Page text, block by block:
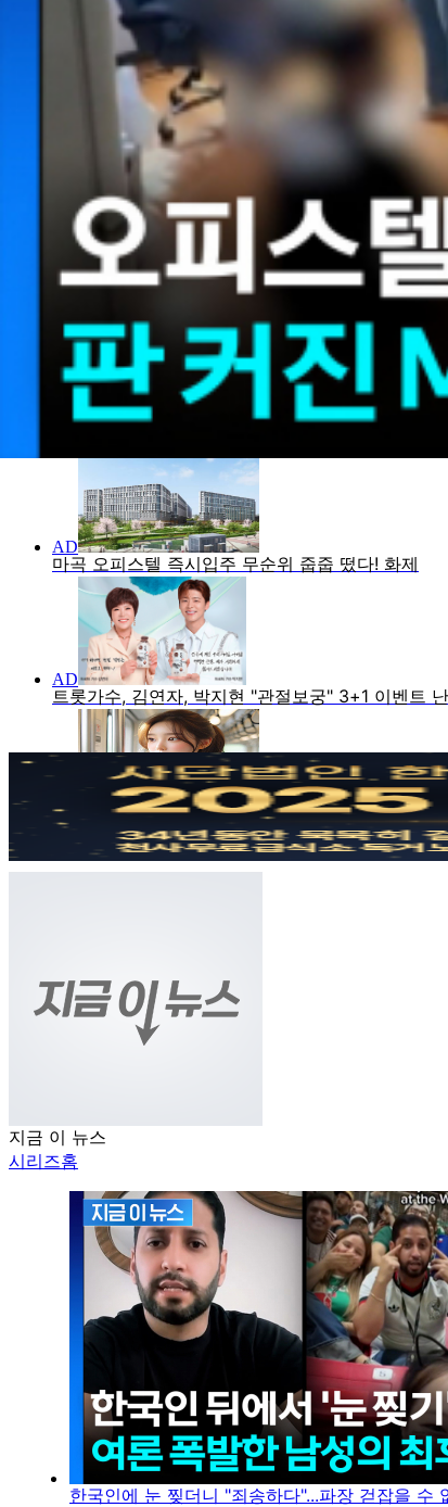
오디오ㅣAI앵커
[저작권자(c) YTN 무단전재, 재배포 및 AI 데이터 활용
지금 이 뉴스
시리즈홈
한국인에 눈 찢더니 "죄송하다"...파장 걷잡을 수